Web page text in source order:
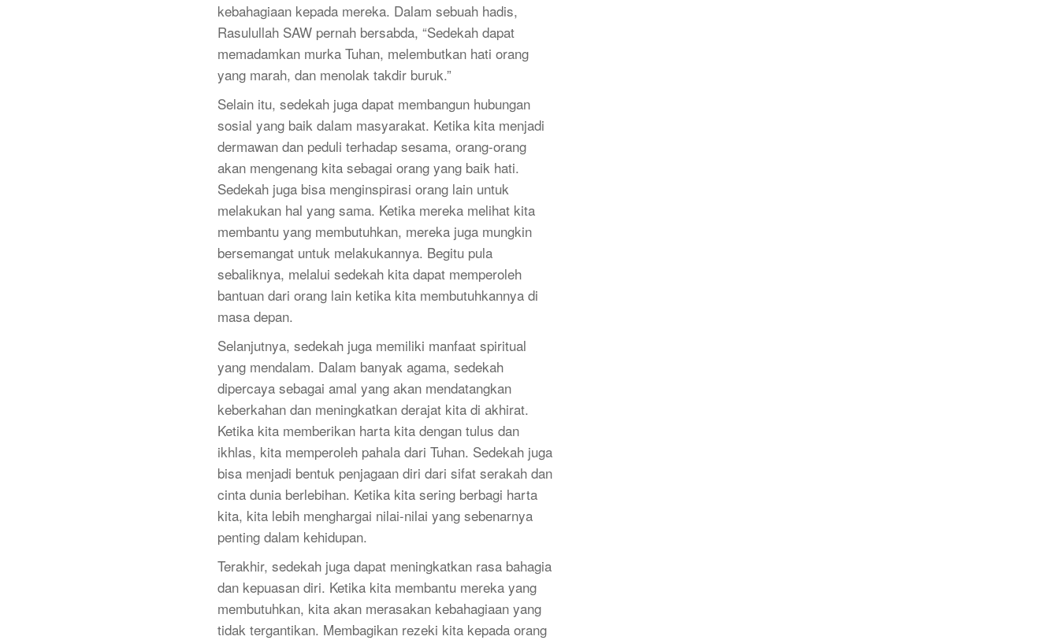
kebahagiaan kepada mereka. Dalam sebuah hadis,
Rasulullah SAW pernah bersabda, “Sedekah dapat
memadamkan murka Tuhan, melembutkan hati orang
yang marah, dan menolak takdir buruk.”
Selain itu, sedekah juga dapat membangun hubungan
sosial yang baik dalam masyarakat. Ketika kita menjadi
dermawan dan peduli terhadap sesama, orang-orang
akan mengenang kita sebagai orang yang baik hati.
Sedekah juga bisa menginspirasi orang lain untuk
melakukan hal yang sama. Ketika mereka melihat kita
membantu yang membutuhkan, mereka juga mungkin
bersemangat untuk melakukannya. Begitu pula
sebaliknya, melalui sedekah kita dapat memperoleh
bantuan dari orang lain ketika kita membutuhkannya di
masa depan.
Selanjutnya, sedekah juga memiliki manfaat spiritual
yang mendalam. Dalam banyak agama, sedekah
dipercaya sebagai amal yang akan mendatangkan
keberkahan dan meningkatkan derajat kita di akhirat.
Ketika kita memberikan harta kita dengan tulus dan
ikhlas, kita memperoleh pahala dari Tuhan. Sedekah juga
bisa menjadi bentuk penjagaan diri dari sifat serakah dan
cinta dunia berlebihan. Ketika kita sering berbagi harta
kita, kita lebih menghargai nilai-nilai yang sebenarnya
penting dalam kehidupan.
Terakhir, sedekah juga dapat meningkatkan rasa bahagia
dan kepuasan diri. Ketika kita membantu mereka yang
membutuhkan, kita akan merasakan kebahagiaan yang
tidak tergantikan. Membagikan rezeki kita kepada orang